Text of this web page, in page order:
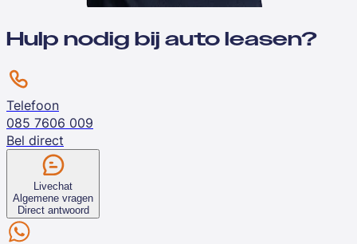
Hulp nodig bij auto leasen?
Telefoon
085 7606 009
Bel direct
Livechat
Algemene vragen
Direct antwoord